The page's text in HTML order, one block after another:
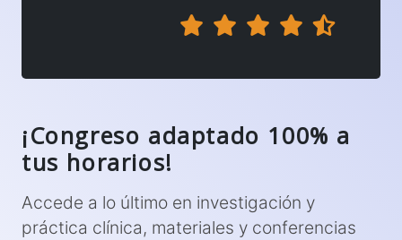
¡Congreso adaptado 100% a
tus horarios!
Accede a lo último en investigación y
práctica clínica, materiales y conferencias